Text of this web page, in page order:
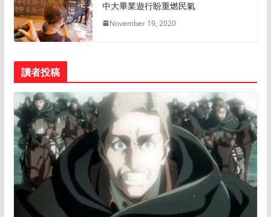
中大畢業遊行盼重燃民氣
November 19, 2020
讀者投稿